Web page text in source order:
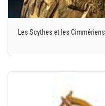
Les Scythes et les Cimmériens